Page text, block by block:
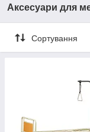
Аксесуари для
Сортування